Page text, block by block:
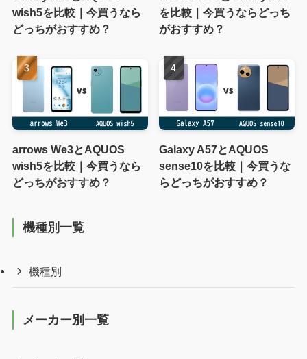
wish5を比較｜今買うなら
どっちがおすすめ？
を比較｜今買うならどっち
がおすすめ？
arrows We3とAQUOS
wish5を比較｜今買うなら
どっちがおすすめ？
Galaxy A57とAQUOS
sense10を比較｜今買うな
らどっちがおすすめ？
機種別一覧
機種別
メーカー別一覧